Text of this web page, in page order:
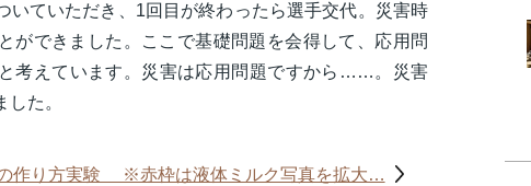
いていただき、1回目が終わったら選手交代。災害時
ができました。ここで基礎問題を会得して、応用問
考えています。災害は応用問題ですから……。災害
た。
作り方実験 ※赤枠は液体ミルク写真を拡大…